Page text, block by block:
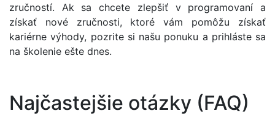
zručností. Ak sa chcete zlepšiť v programovaní a
získať nové zručnosti, ktoré vám pomôžu získať
kariérne výhody, pozrite si našu ponuku a prihláste sa
na školenie ešte dnes.
Najčastejšie otázky (FAQ)